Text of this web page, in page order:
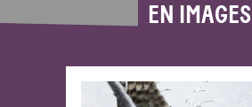
EN IMAGES